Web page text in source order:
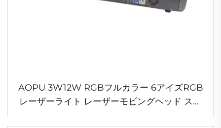
AOPU 3W12W RGBフルカラー 6アイズRGB
レーザーライト レーザーモビングヘッド ステ
ージライト レーザーショー用